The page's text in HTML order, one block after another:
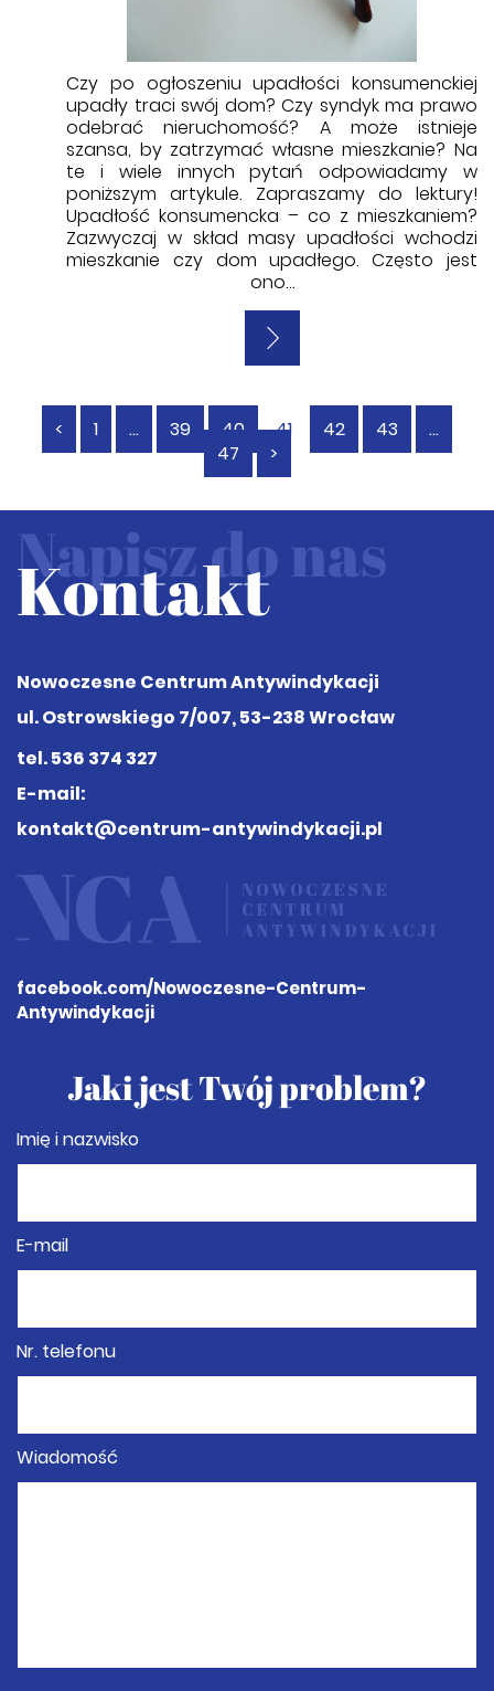
Czy po ogłoszeniu upadłości konsumenckiej
upadły traci swój dom? Czy syndyk ma prawo
odebrać nieruchomość? A może istnieje
szansa, by zatrzymać własne mieszkanie? Na
te i wiele innych pytań odpowiadamy w
poniższym artykule. Zapraszamy do lektury!
Upadłość konsumencka – co z mieszkaniem?
Zazwyczaj w skład masy upadłości wchodzi
mieszkanie czy dom upadłego. Często jest
ono…
< 1 … 39 40 41 42 43
…
47
>
Napisz do nas
Kontakt
Nowoczesne Centrum Antywindykacji
ul. Ostrowskiego 7/007, 53-238 Wrocław
tel.536 374 327
E-mail:
kontakt@centrum-antywindykacji.pl
facebook.com/Nowoczesne-Centrum-
Antywindykacji
Jaki jest Twój problem?
Imię i nazwisko
E-mail
Nr. telefonu
Wiadomość